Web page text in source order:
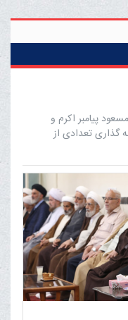
پیامبر اکرم و
گذاری تعدادی از